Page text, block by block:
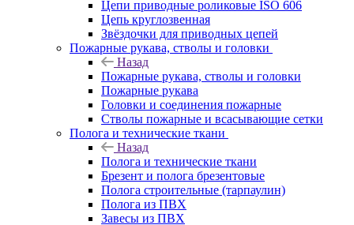
Цепи приводные роликовые ISO 606
Цепь круглозвенная
Звёздочки для приводных цепей
Пожарные рукава, стволы и головки
Назад
Пожарные рукава, стволы и головки
Пожарные рукава
Головки и соединения пожарные
Стволы пожарные и всасывающие сетки
Полога и технические ткани
Назад
Полога и технические ткани
Брезент и полога брезентовые
Полога строительные (тарпаулин)
Полога из ПВХ
Завесы из ПВХ